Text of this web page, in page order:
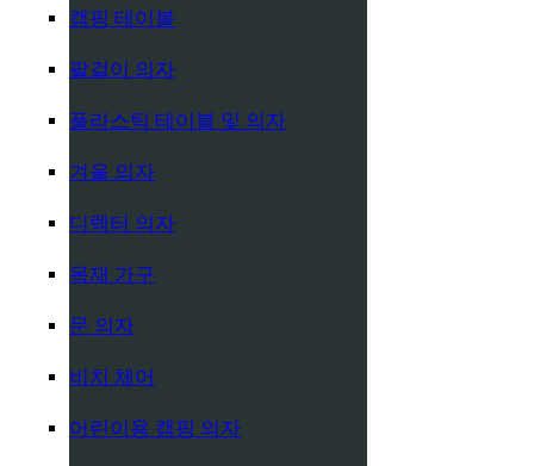
캠핑 테이블
팔걸이 의자
플라스틱 테이블 및 의자
겨울 의자
디렉터 의자
목재 가구
문 의자
비치 체어
어린이용 캠핑 의자